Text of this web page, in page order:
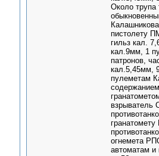
Около трупа
пистолету
гильз кал.
кал.9мм, 1
патронов,
кал.5,45мм,
пулеметам
взрыватель
огнемета
автоматам и